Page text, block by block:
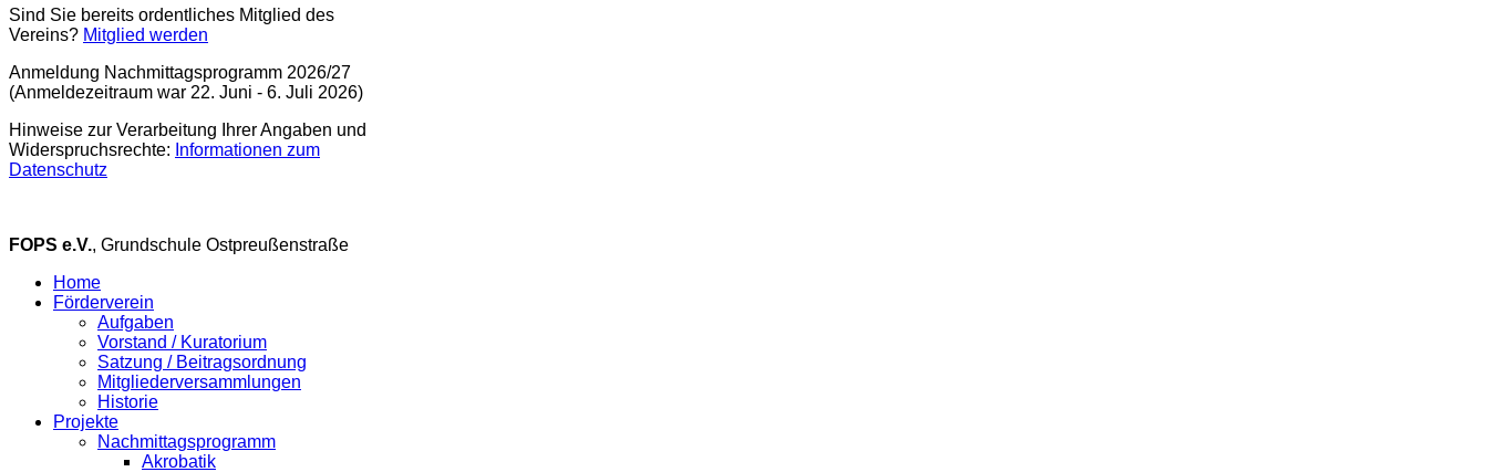
Sind Sie bereits ordentliches Mitglied des
Vereins? Mitglied werden
Anmeldung Nachmittagsprogramm 2026/27
(Anmeldezeitraum war 22. Juni - 6. Juli 2026)
Hinweise zur Verarbeitung Ihrer Angaben und
Widerspruchsrechte: Informationen zum
Datenschutz
FOPS e.V., Grundschule Ostpreußenstraße
Home
Förderverein
Aufgaben
Vorstand / Kuratorium
Satzung / Beitragsordnung
Mitgliederversammlungen
Historie
Projekte
Nachmittagsprogramm
Akrobatik